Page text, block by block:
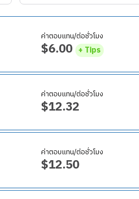
ค่าตอบแทน/ต่อชั่วโมง
$6.00 + Tips
วมไปถึงบริเวณชายหาด
ต่าง ๆ นำส่งไปยังเครื่องล้างจานเพื่อทำคว
ลูกค้าลุกออกจากโต๊ะ
หน่ง รวมทั้งปฏิบัติหน้าอื่น ๆ ตามที่ได้รับมอ
ค่าตอบแทน/ต่อชั่วโมง
$12.32
Dishwasher)
วทั้งหมดให้พร้อม รวมถึงจัดเก็บอย่างส
ค่าตอบแทน/ต่อชั่วโมง
$12.50